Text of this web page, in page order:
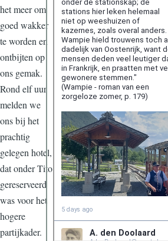
het meer om
goed wakker
te worden en
ontbijten op
ons gemak.
Rond elf uur
melden we
ons bij het
prachtig
gelegen hotel,
dat onder Tito
gereserveerd
was voor het
hogere
partijkader.